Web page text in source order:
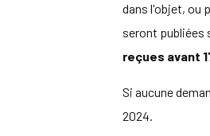
dans l'objet, ou
seront publiées
reçues avant
Si aucune
2024.